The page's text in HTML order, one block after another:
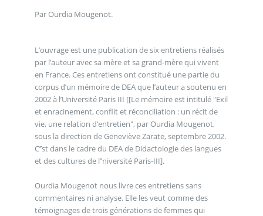
Par Ourdia Mougenot.
L’ouvrage est une publication de six entretiens réalisés
par l’auteur avec sa mère et sa grand-mère qui vivent
en France. Ces entretiens ont constitué une partie du
corpus d’un mémoire de DEA que l’auteur a soutenu en
2002 à l’Université Paris III [[Le mémoire est intitulé "Exil
et enracinement, conflit et réconciliation : un récit de
vie, une relation d’entretien", par Ourdia Mougenot,
sous la direction de Geneviève Zarate, septembre 2002.
C’’st dans le cadre du DEA de Didactologie des langues
et des cultures de l’’niversité Paris-III].
Ourdia Mougenot nous livre ces entretiens sans
commentaires ni analyse. Elle les veut comme des
témoignages de trois générations de femmes qui